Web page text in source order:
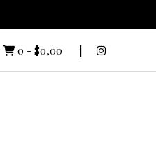
0 - $0,00